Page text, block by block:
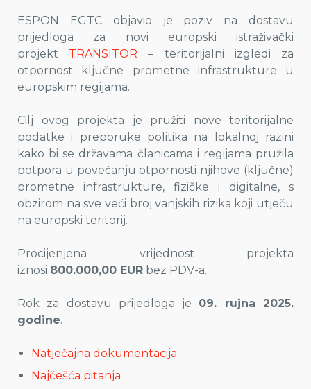
ESPON EGTC objavio je poziv na dostavu
prijedloga za novi europski istraživački
projekt TRANSITOR – teritorijalni izgledi za
otpornost ključne prometne infrastrukture u
europskim regijama.
Cilj ovog projekta je pružiti nove teritorijalne
podatke i preporuke politika na lokalnoj razini
kako bi se državama članicama i regijama pružila
potpora u povećanju otpornosti njihove (ključne)
prometne infrastrukture, fizičke i digitalne, s
obzirom na sve veći broj vanjskih rizika koji utječu
na europski teritorij.
Procijenjena vrijednost projekta
iznosi 800.000,00 EUR bez PDV-a.
Rok za dostavu prijedloga je 09. rujna 2025.
godine.
Natječajna dokumentacija
Najčešća pitanja